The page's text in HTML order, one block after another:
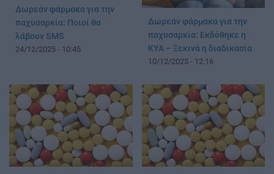
Δωρεάν φάρμακα για την
παχυσαρκία: Ποιοί θα
λάβουν SMS
24/12/2025 - 10:45
Δωρεάν φάρμακα για την
παχυσαρκία: Εκδόθηκε η
ΚΥΑ – Ξεκινά η διαδικασία
10/12/2025 - 12:16